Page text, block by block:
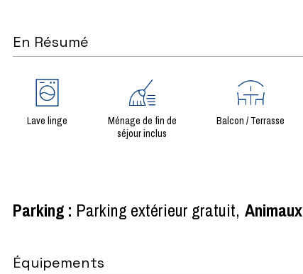
En Résumé
Lave linge
Ménage de fin de
séjour inclus
Balcon / Terrasse
Parking : Parking extérieur gratuit Animaux
Équipements